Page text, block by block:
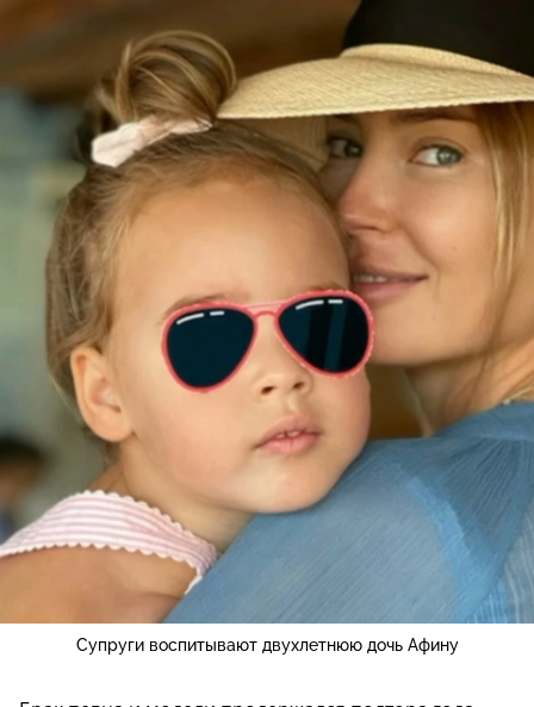
Супруги воспитывают двухлетнюю дочь Афину